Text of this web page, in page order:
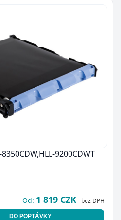
9200CDWT
Od: 1 819 CZK bez DPH
DO POPTÁVKY